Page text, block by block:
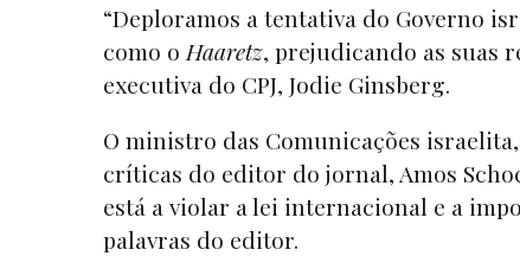
“Deploramos a tentativa do Governo
como o Haaretz, prejudicando as suas
executiva do CPJ, Jodie Ginsberg.
O ministro das Comunicações
críticas do editor do jornal, Amos
está a violar a lei internacional e a
palavras do editor.